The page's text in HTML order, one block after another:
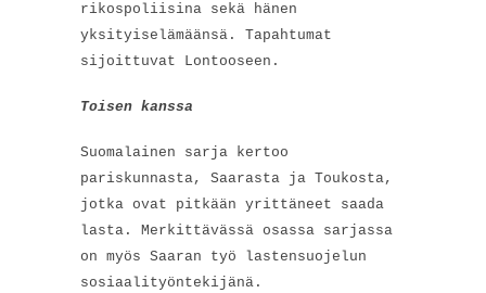
rikospoliisina sekä hänen
yksityiselämäänsä. Tapahtumat
sijoittuvat Lontooseen.
Toisen kanssa
Suomalainen sarja kertoo
pariskunnasta, Saarasta ja Toukosta,
jotka ovat pitkään yrittäneet saada
lasta. Merkittävässä osassa sarjassa
on myös Saaran työ lastensuojelun
sosiaalityöntekijänä.